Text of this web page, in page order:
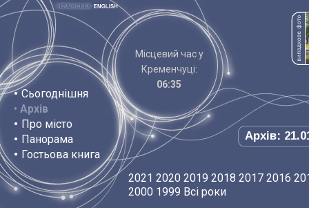
• Сьогоднішня
• Архів
• Про місто
• Панорама
• Гостьова книга
Місцевий час у
Кременчуці:
06:35
Архів:
2021 2020 2019 2018 2017 2016
2000 1999 Всі роки